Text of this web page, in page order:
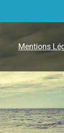
Mentions